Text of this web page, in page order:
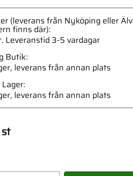
st
(leverans från Nyköping eller
finns där)
Leveranstid 3-5 vardagar
Butik
leverans från annan plats
leverans från annan plats